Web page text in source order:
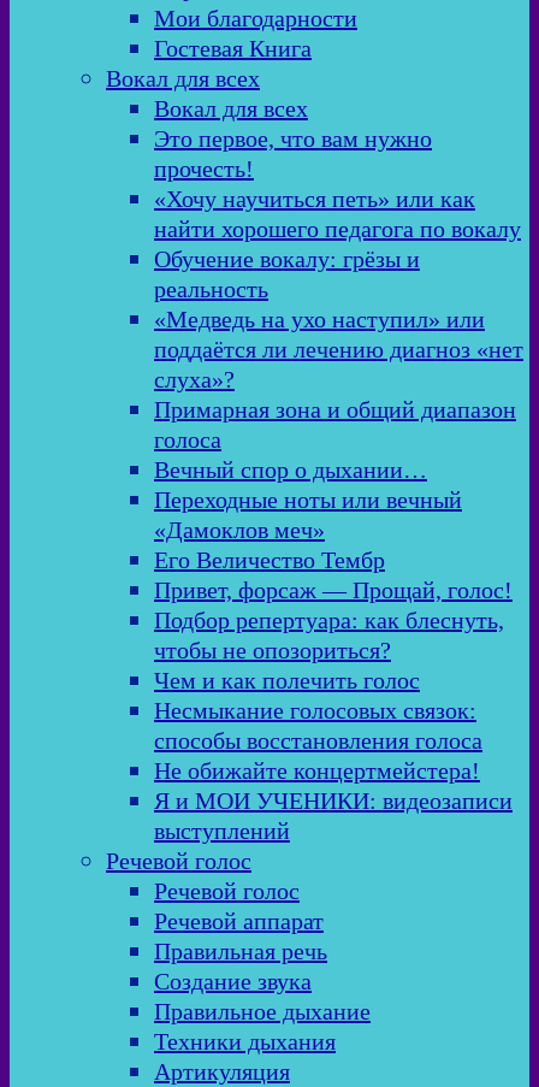
Мои благодарности
Гостевая Книга
Вокал для всех
Вокал для всех
Это первое, что вам нужно
прочесть!
«Хочу научиться петь» или как
найти хорошего педагога по вокалу
Обучение вокалу: грёзы и
реальность
«Медведь на ухо наступил» или
поддаётся ли лечению диагноз «нет
слуха»?
Примарная зона и общий диапазон
голоса
Вечный спор о дыхании…
Переходные ноты или вечный
«Дамоклов меч»
Его Величество Тембр
Привет, форсаж — Прощай, голос!
Подбор репертуара: как блеснуть,
чтобы не опозориться?
Чем и как полечить голос
Несмыкание голосовых связок:
способы восстановления голоса
Не обижайте концертмейстера!
Я и МОИ УЧЕНИКИ: видеозаписи
выступлений
Речевой голос
Речевой голос
Речевой аппарат
Правильная речь
Создание звука
Правильное дыхание
Техники дыхания
Артикуляция